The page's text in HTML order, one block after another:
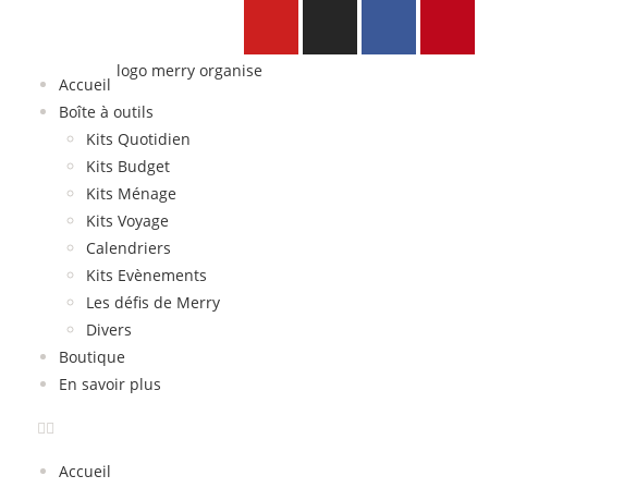
Accueil
Boîte à outils
Kits Quotidien
Kits Budget
Kits Ménage
Kits Voyage
Calendriers
Kits Evènements
Les défis de Merry
Divers
Boutique
En savoir plus
Accueil